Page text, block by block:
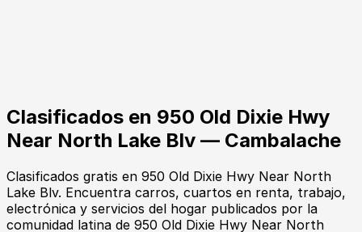
Clasificados en 950 Old Dixie Hwy
Near North Lake Blv — Cambalache
Clasificados gratis en 950 Old Dixie Hwy Near North
Lake Blv. Encuentra carros, cuartos en renta, trabajo,
electrónica y servicios del hogar publicados por la
comunidad latina de 950 Old Dixie Hwy Near North